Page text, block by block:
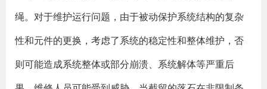
绳。对于维护运行问题，由于被动保护系统结构的复杂
性和元件的更换，考虑了系统的稳定性和整体维护，否
则可能造成系统整体或部分崩溃、系统解体等严重后